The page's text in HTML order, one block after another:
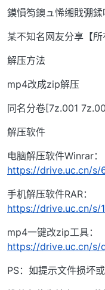
鏌愪笉鐭ュ悕缃戝弸鍒
某不知名网友分享【所
解压方法
mp4改成zip解压
同名分卷[7z.001
解压软件
电脑解压软件Winrar：
https://drive.uc.cn/s/
手机解压软件RAR：
https://drive.uc.cn/s/
mp4一键改zip工具：
https://drive.uc.cn/s/
PS：如提示文件损坏